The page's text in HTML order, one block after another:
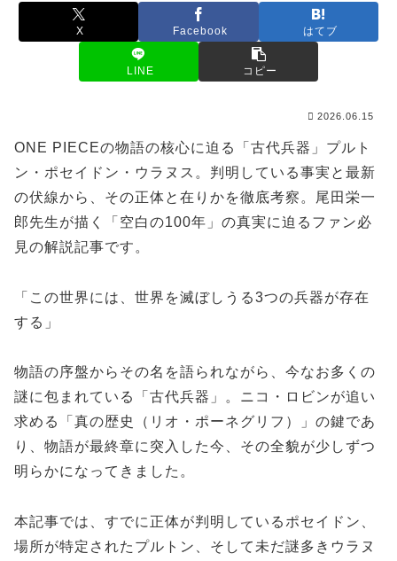
X Facebook はてブ
LINE コピー
2026.06.15
ONE PIECEの物語の核心に迫る「古代兵器」プルト
ン・ポセイドン・ウラヌス。判明している事実と最新
の伏線から、その正体と在りかを徹底考察。尾田栄一
郎先生が描く「空白の100年」の真実に迫るファン必
見の解説記事です。
「この世界には、世界を滅ぼしうる3つの兵器が存在
する」
物語の序盤からその名を語られながら、今なお多くの
謎に包まれている「古代兵器」。ニコ・ロビンが追い
求める「真の歴史（リオ・ポーネグリフ）」の鍵であ
り、物語が最終章に突入した今、その全貌が少しずつ
明らかになってきました。
本記事では、すでに正体が判明しているポセイドン、
場所が特定されたプルトン、そして未だ謎多きウラヌ